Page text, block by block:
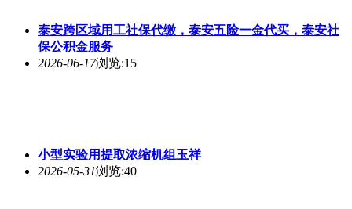
泰安跨区域用工社保代缴，泰安五险一金代买，泰安社
保公积金服务
2026-06-17浏览:15
小型实验用提取浓缩机组玉祥
2026-05-31浏览:40